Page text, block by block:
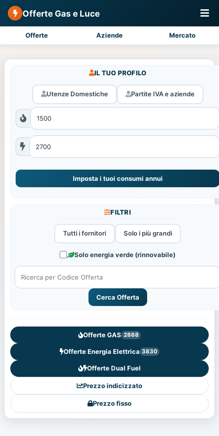
Offerte Gas e Luce
Offerte Aziende Mercato
IL TUO PROFILO
Utenze Domestiche Partite IVA e aziende
Imposta i tuoi consumi annui
FILTRI
Tutti i fornitori Solo i più grandi
Solo energia verde (rinnovabile)
Cerca Offerta
Offerte GAS 2868
Offerte Energia Elettrica 3830
Offerte Dual Fuel
Prezzo indicizzato
Prezzo fisso